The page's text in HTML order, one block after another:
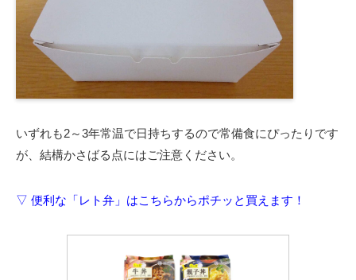
いずれも2～3年常温で日持ちするので常備食にぴったりです
が、結構かさばる点にはご注意ください。
▽ 便利な「レト弁」はこちらからポチッと買えます！